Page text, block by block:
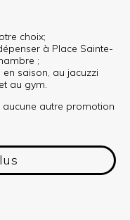
choix;
à Place Sainte-
;
en saison, au jacuzzi
au gym.
autre promotion